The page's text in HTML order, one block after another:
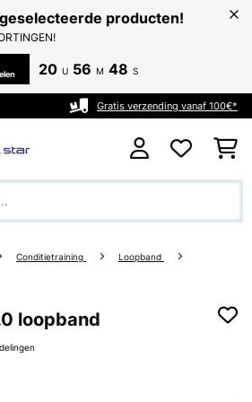
producten!
20 U 56 M 48 S
Gratis verzending vanaf 100€*
Conditietraining Loopband
loopband